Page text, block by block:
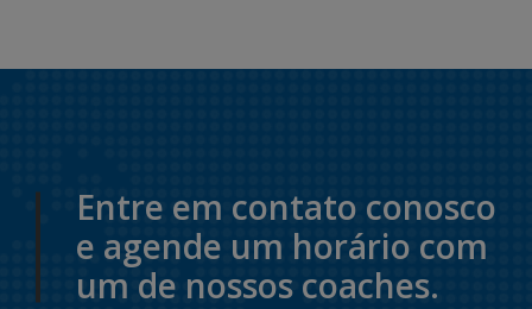
Entre em contato conosco
e agende um horário com
um de nossos coaches.